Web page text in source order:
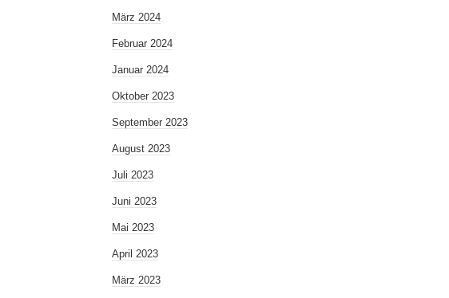
März 2024
Februar 2024
Januar 2024
Oktober 2023
September 2023
August 2023
Juli 2023
Juni 2023
Mai 2023
April 2023
März 2023